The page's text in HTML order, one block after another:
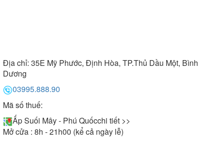
Địa chỉ: 35E Mỹ Phước, Định Hòa, TP.Thủ Dầu Một, Bình
Dương
03995.888.90
Mã số thuế:
Ấp Suối Mây - Phú Quốcchi tiết >>
Mở cửa : 8h - 21h00 (kể cả ngày lễ)